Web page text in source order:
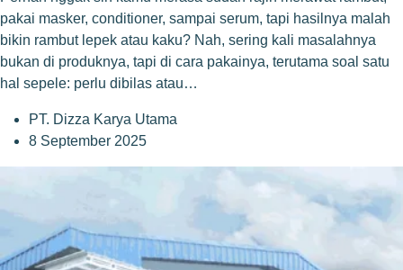
pakai masker, conditioner, sampai serum, tapi hasilnya malah
bikin rambut lepek atau kaku? Nah, sering kali masalahnya
bukan di produknya, tapi di cara pakainya, terutama soal satu
hal sepele: perlu dibilas atau…
PT. Dizza Karya Utama
8 September 2025